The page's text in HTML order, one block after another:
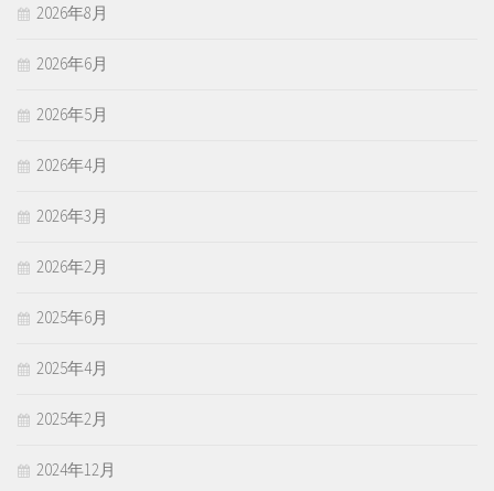
2026年8月
2026年6月
2026年5月
2026年4月
2026年3月
2026年2月
2025年6月
2025年4月
2025年2月
2024年12月